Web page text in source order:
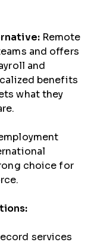
Remote
and offers
and
benefits
what they
choice for
services